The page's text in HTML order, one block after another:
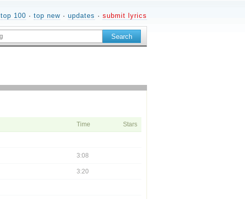
top 100 · top new · updates · submit lyrics
Time Stars
3:08
3:20